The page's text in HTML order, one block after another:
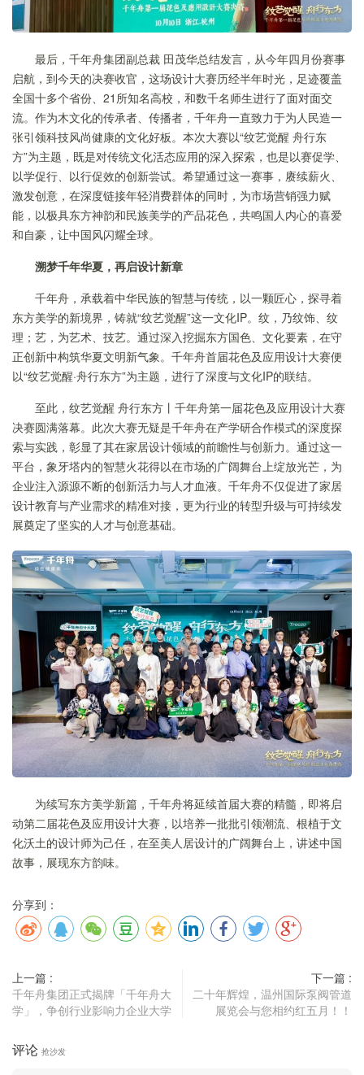
最后，千年舟集团副总裁 田茂华总结发言，从今年四月份赛事
启航，到今天的决赛收官，这场设计大赛历经半年时光，足迹覆盖
全国十多个省份、21所知名高校，和数千名师生进行了面对面交
流。作为木文化的传承者、传播者，千年舟一直致力于为人民造一
张引领科技风尚健康的文化好板。本次大赛以“纹艺觉醒 舟行东
方”为主题，既是对传统文化活态应用的深入探索，也是以赛促学、
以学促行、以行促效的创新尝试。希望通过这一赛事，赓续薪火、
激发创意，在深度链接年轻消费群体的同时，为市场营销强力赋
能，以极具东方神韵和民族美学的产品花色，共鸣国人内心的喜爱
和自豪，让中国风闪耀全球。
溯梦千年华夏，再启设计新章
千年舟，承载着中华民族的智慧与传统，以一颗匠心，探寻着
东方美学的新境界，铸就“纹艺觉醒”这一文化IP。纹，乃纹饰、纹
理；艺，为艺术、技艺。通过深入挖掘东方国色、文化要素，在守
正创新中构筑华夏文明新气象。千年舟首届花色及应用设计大赛便
以“纹艺觉醒·舟行东方”为主题，进行了深度与文化IP的联结。
至此，纹艺觉醒 舟行东方丨千年舟第一届花色及应用设计大赛
决赛圆满落幕。此次大赛无疑是千年舟在产学研合作模式的深度探
索与实践，彰显了其在家居设计领域的前瞻性与创新力。通过这一
平台，象牙塔内的智慧火花得以在市场的广阔舞台上绽放光芒，为
企业注入源源不断的创新活力与人才血液。千年舟不仅促进了家居
设计教育与产业需求的精准对接，更为行业的转型升级与可持续发
展奠定了坚实的人才与创意基础。
为续写东方美学新篇，千年舟将延续首届大赛的精髓，即将启
动第二届花色及应用设计大赛，以培养一批批引领潮流、根植于文
化沃土的设计师为己任，在至美人居设计的广阔舞台上，讲述中国
故事，展现东方韵味。
分享到：
上一篇 :
千年舟集团正式揭牌「千年舟大
学」，争创行业影响力企业大学
下一篇 :
二十年辉煌，温州国际泵阀管道
展览会与您相约红五月！！
评论 抢沙发